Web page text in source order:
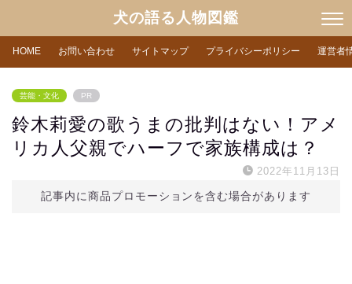
犬の語る人物図鑑
HOME お問い合わせ サイトマップ プライバシーポリシー 運営者
芸能・文化 PR
鈴木莉愛の歌うまの批判はない！アメ
リカ人父親でハーフで家族構成は？
2022年11月13日
記事内に商品プロモーションを含む場合があります